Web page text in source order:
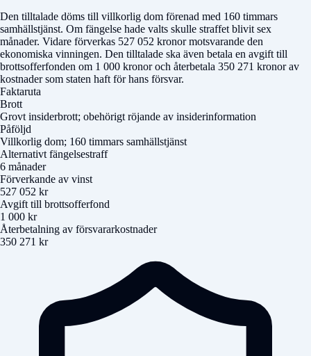
Den tilltalade döms till villkorlig dom förenad med 160 timmars
samhällstjänst. Om fängelse hade valts skulle straffet blivit sex
månader. Vidare förverkas 527 052 kronor motsvarande den
ekonomiska vinningen. Den tilltalade ska även betala en avgift till
brottsofferfonden om 1 000 kronor och återbetala 350 271 kronor av
kostnader som staten haft för hans försvar.
Faktaruta
Brott
Grovt insiderbrott; obehörigt röjande av insiderinformation
Påföljd
Villkorlig dom; 160 timmars samhällstjänst
Alternativt fängelsestraff
6 månader
Förverkande av vinst
527 052 kr
Avgift till brottsofferfond
1 000 kr
Återbetalning av försvararkostnader
350 271 kr